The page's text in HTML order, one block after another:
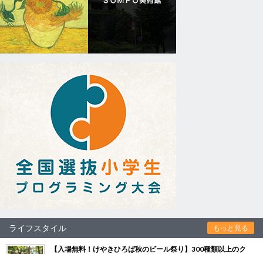
ライフスタイル もっと見る
【入場無料！けやきひろば秋のビール祭り】300種類以上のク